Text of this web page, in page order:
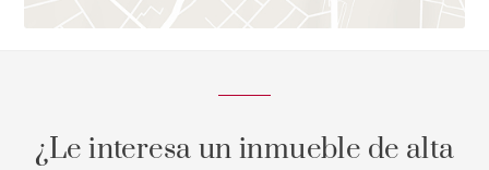
¿Le interesa un inmueble de alta